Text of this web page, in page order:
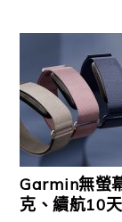
Garmin無螢
克、續航10